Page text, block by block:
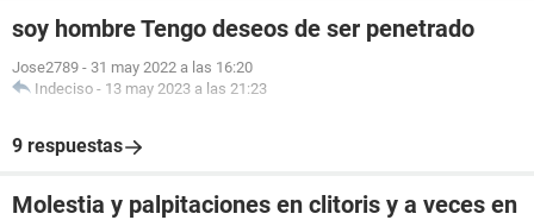
soy hombre Tengo deseos de ser penetrado
Jose2789 - 31 may 2022 a las 16:20
Indeciso - 13 may 2023 a las 21:23
9 respuestas
Molestia y palpitaciones en clitoris y a veces en